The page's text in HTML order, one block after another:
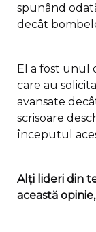
spunând
decât
El a fost unul
care au
avansate
scrisoare
începutul
Alţi lideri din
această